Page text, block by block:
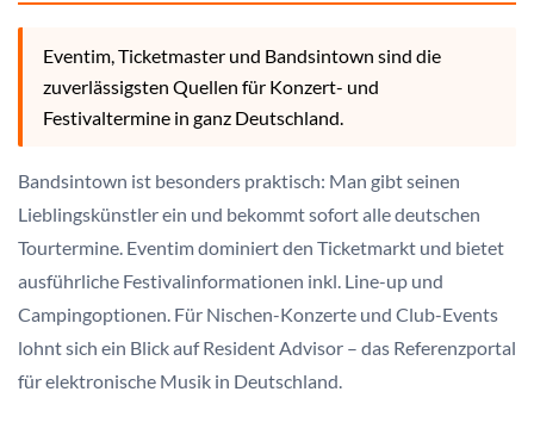
Eventim, Ticketmaster und Bandsintown sind die
zuverlässigsten Quellen für Konzert- und
Festivaltermine in ganz Deutschland.
Bandsintown ist besonders praktisch: Man gibt seinen
Lieblingskünstler ein und bekommt sofort alle deutschen
Tourtermine. Eventim dominiert den Ticketmarkt und bietet
ausführliche Festivalinformationen inkl. Line-up und
Campingoptionen. Für Nischen-Konzerte und Club-Events
lohnt sich ein Blick auf Resident Advisor – das Referenzportal
für elektronische Musik in Deutschland.